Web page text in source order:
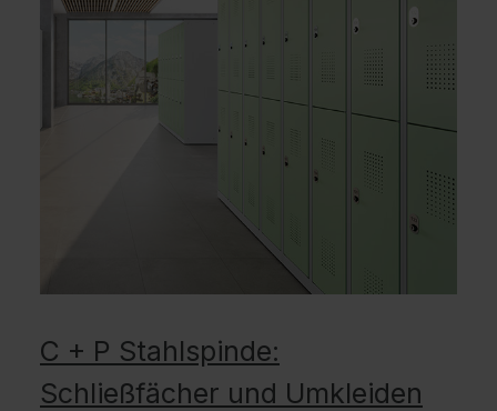
C + P Stahlspinde:
Schließfächer und Umkleiden